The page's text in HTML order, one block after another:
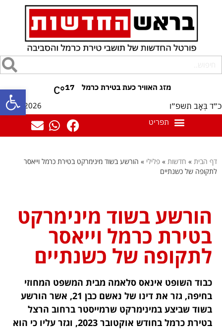
פתח 17
°C
כ״ד בְּאָב תשפ״ו 07/08/2026
דף הבית » חדשות » פלילי » הורשע בשוד מינימרקט בטירת כרמל וייאסר
לתקופה של כשנתיים
הורשע בשוד מינימרקט
בטירת כרמל וייאסר
לתקופה של כשנתיים
כבוד השופט אינאס סלאמה מבית המשפט המחוזי
בחיפה, גזר את דינו של נאשם כבן 21, אשר הורשע
בשוד שביצע במינימרקט שרמייסטר ברחוב הרצל
בטירת כרמל בחודש אוקטובר 2023, וגזר עליו כי הוא